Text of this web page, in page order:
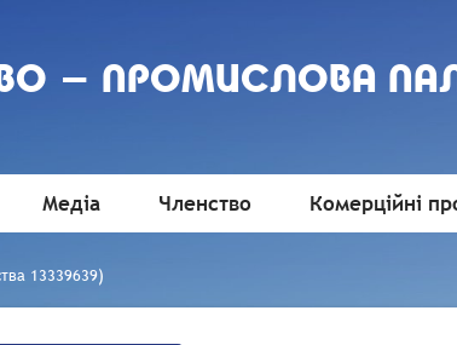
- ПРОМИСЛОВА
Медіа Членство Комерційні
13339639)